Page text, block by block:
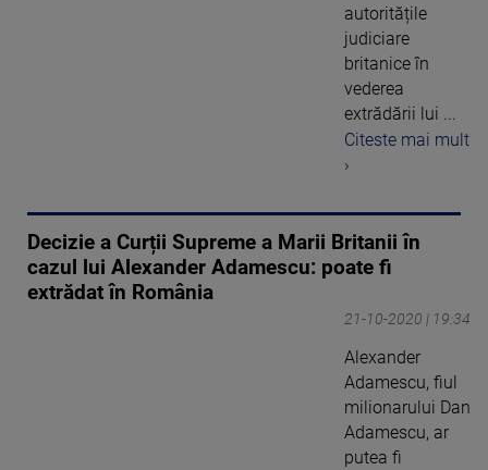
autoritățile
judiciare
britanice în
vederea
extrădării lui ...
Citeste mai mult
›
Decizie a Curții Supreme a Marii Britanii în
cazul lui Alexander Adamescu: poate fi
extrădat în România
21-10-2020 | 19:34
Alexander
Adamescu, fiul
milionarului Dan
Adamescu, ar
putea fi